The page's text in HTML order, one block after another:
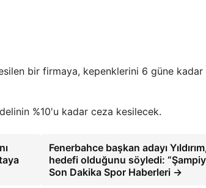
bir firmaya, kepenklerini 6 güne kadar
%10'u kadar ceza kesilecek.
Fenerbahce başkan adayı
hedefi olduğunu söyledi:
Son Dakika Spor Haberleri →